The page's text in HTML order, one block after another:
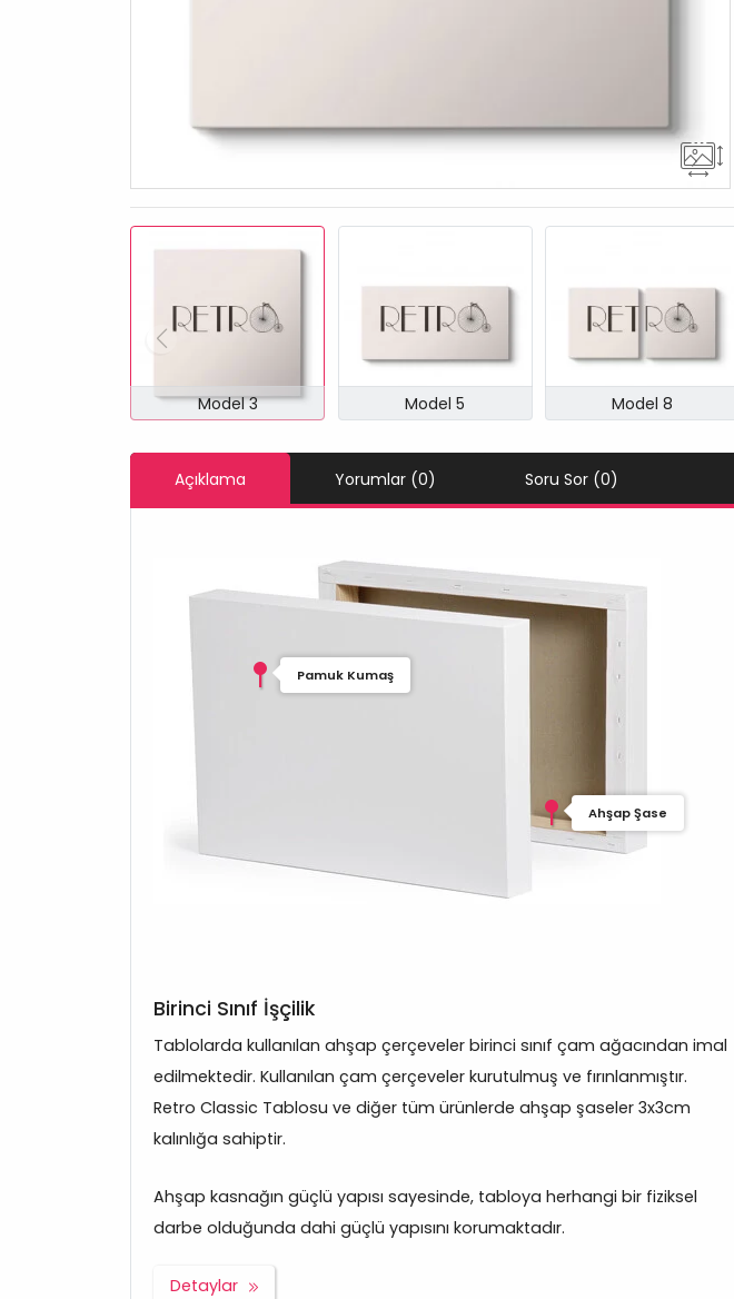
Model 3 Model 5 Model 8
Açıklama Yorumlar (0) Soru Sor (0)
Pamuk Kumaş
Ahşap Şase
Birinci Sınıf İşçilik
Tablolarda kullanılan ahşap çerçeveler birinci sınıf çam ağacından imal
edilmektedir. Kullanılan çam çerçeveler kurutulmuş ve fırınlanmıştır.
Retro Classic Tablosu ve diğer tüm ürünlerde ahşap şaseler 3x3cm
kalınlığa sahiptir.
Ahşap kasnağın güçlü yapısı sayesinde, tabloya herhangi bir fiziksel
darbe olduğunda dahi güçlü yapısını korumaktadır.
Detaylar